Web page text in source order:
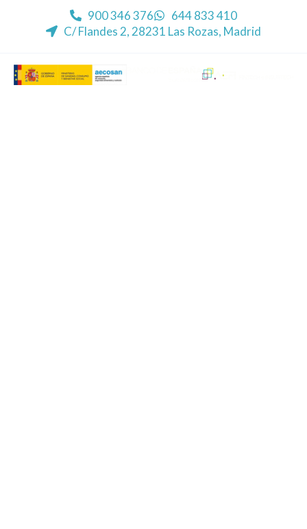
900 346 376
644 833 410
C/ Flandes 2, 28231 Las Rozas, Madrid